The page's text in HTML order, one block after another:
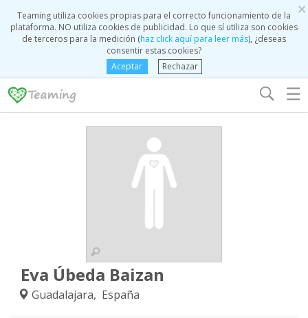
×
Teaming utiliza cookies propias para el correcto funcionamiento de la
plataforma. NO utiliza cookies de publicidad. Lo que sí utiliza son cookies
de terceros para la medición (haz click aquí para leer más), ¿deseas
consentir estas cookies?
Aceptar
Rechazar
☰
Eva Úbeda Baizan
Guadalajara, España